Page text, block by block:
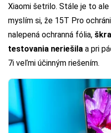
Xiaomi šetrilo. Stále je to
myslím si, že 15T Pro
nalepená ochranná fólia,
testovania neriešila a pri
7i veľmi účinným riešením.